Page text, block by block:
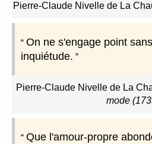
Pierre-Claude Nivelle de La
On ne s'engage point
inquiétude.
Pierre-Claude Nivelle de La
mode
Que l'amour-propre